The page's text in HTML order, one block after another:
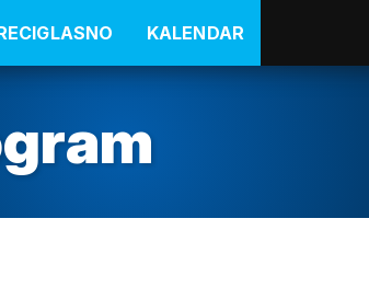
KALENDAR